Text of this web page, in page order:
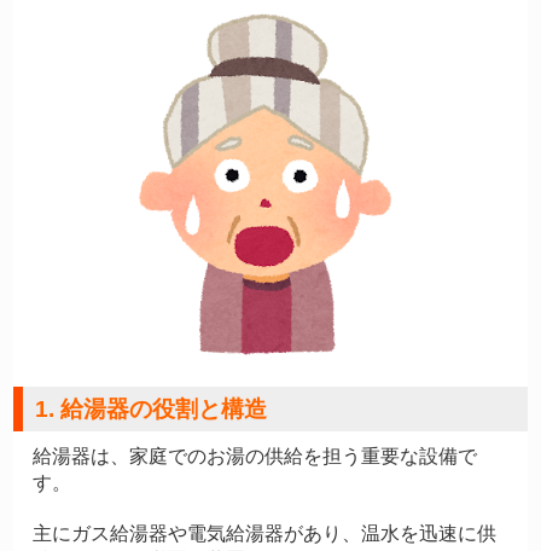
1. 給湯器の役割と構造
給湯器は、家庭でのお湯の供給を担う重要な設備で
す。
主にガス給湯器や電気給湯器があり、温水を迅速に供